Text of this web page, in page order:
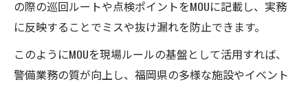
の際の巡回ルートや点検ポイントをMOUに記載し、実務
に反映することでミスや抜け漏れを防止できます。
このようにMOUを現場ルールの基盤として活用すれば、
警備業務の質が向上し、福岡県の多様な施設やイベント